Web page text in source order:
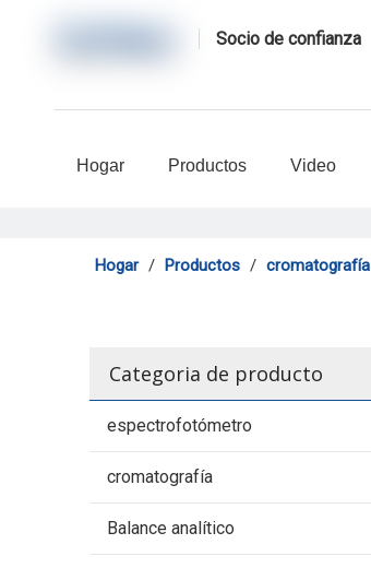
Socio de confianza
Hogar Productos Video
Hogar / Productos / cromatografía
Categoria de producto
espectrofotómetro
cromatografía
Balance analítico